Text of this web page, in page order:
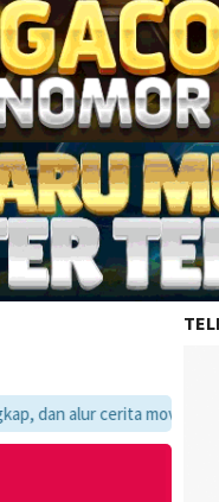
movie favoritmu